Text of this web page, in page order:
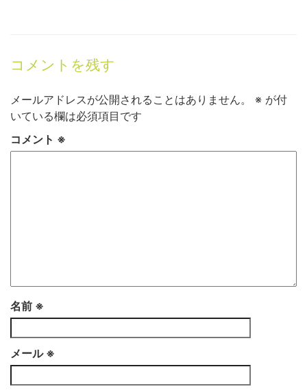
コメントを残す
メールアドレスが公開されることはありません。 ※ が付
いている欄は必須項目です
コメント ※
名前 ※
メール ※